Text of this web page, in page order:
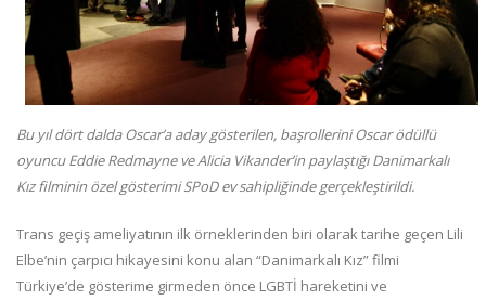
Bu yıl dört dalda Oscar’a aday gösterilen, başrollerini Oscar ödüllü
oyuncu Eddie Redmayne ve Alicia Vikander’in paylaştığı Danimarkalı
Kız filminin özel gösterimi SPoD ev sahipliğinde gerçekleştirildi.
Trans geçiş ameliyatının ilk örneklerinden biri olarak tarihe geçen Lili
Elbe’nin çarpıcı hikayesini konu alan “Danimarkalı Kız” filmi
Türkiye’de gösterime girmeden önce LGBTİ hareketini ve